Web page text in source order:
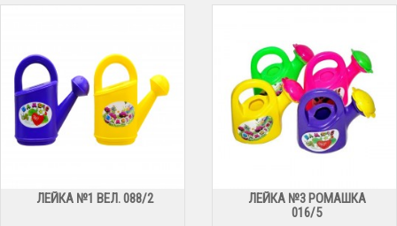
ЛЕЙКА №1 ВЕЛ. 088/2
ЛЕЙКА №3 РОМАШКА
016/5